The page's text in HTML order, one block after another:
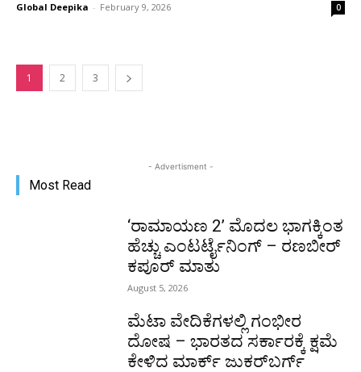
Global Deepika - February 9, 2026 0
1 2 3
- Advertisment -
Most Read
‘ರಾಮಾಯಣ 2’ ಮೊದಲ ಭಾಗಕ್ಕಿಂತ
ಹೆಚ್ಚು ಎಂಟರ್ಟೈನಿಂಗ್ – ರಣಬೀರ್
ಕಪೂರ್ ಮಾತು
August 5, 2026
ಮೆಟಾ ವೇದಿಕೆಗಳಲ್ಲಿ ಗಂಭೀರ
ದೋಷ – ಭಾರತದ ಸರ್ಕಾರಕ್ಕೆ ಕ್ಷಮೆ
ಕೇಳಿದ ಮಾರ್ಕ್ ಜುಕರ್‌ಬರ್ಗ್